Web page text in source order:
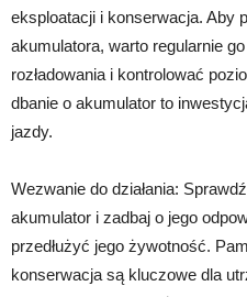
eksploatacji i konserwacja. Aby
akumulatora, warto regularnie
rozładowania i kontrolować
dbanie o akumulator to
jazdy.
Wezwanie do działania:
akumulator i zadbaj o jego
przedłużyć jego żywotność.
konserwacja są kluczowe dla